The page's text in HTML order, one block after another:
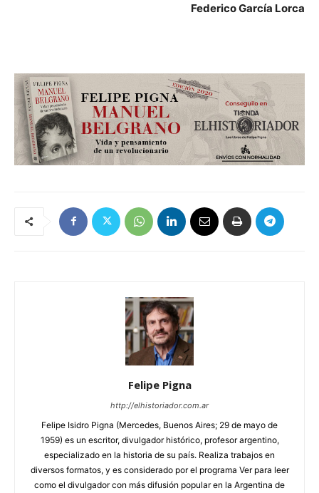
Federico García Lorca
Felipe Pigna
http://elhistoriador.com.ar
Felipe Isidro Pigna (Mercedes, Buenos Aires; 29 de mayo de
1959) es un escritor, divulgador histórico, profesor argentino,
especializado en la historia de su país. Realiza trabajos en
diversos formatos, y es considerado por el programa Ver para leer
como el divulgador con más difusión popular en la Argentina de